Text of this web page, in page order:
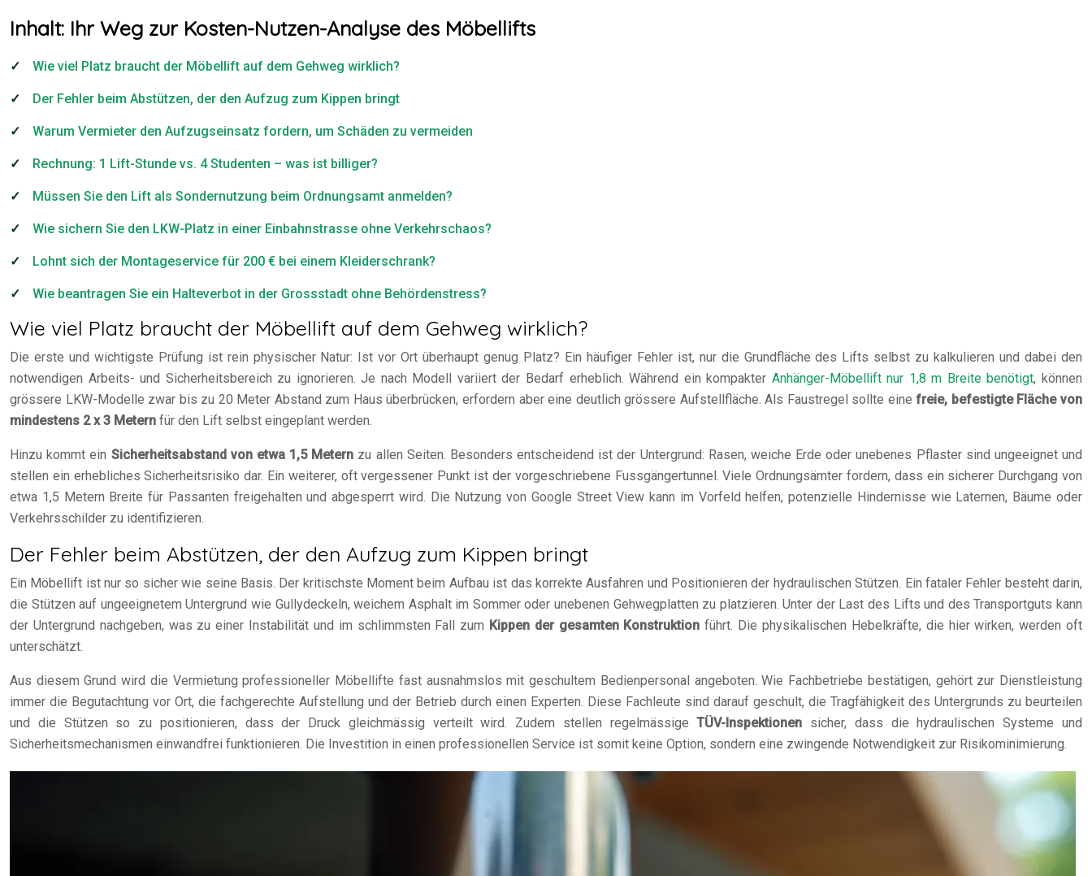
Inhalt: Ihr Weg zur Kosten-Nutzen-Analyse des Möbellifts
Wie viel Platz braucht der Möbellift auf dem Gehweg wirklich?
Der Fehler beim Abstützen, der den Aufzug zum Kippen bringt
Warum Vermieter den Aufzugseinsatz fordern, um Schäden zu vermeiden
Rechnung: 1 Lift-Stunde vs. 4 Studenten – was ist billiger?
Müssen Sie den Lift als Sondernutzung beim Ordnungsamt anmelden?
Wie sichern Sie den LKW-Platz in einer Einbahnstrasse ohne Verkehrschaos?
Lohnt sich der Montageservice für 200 € bei einem Kleiderschrank?
Wie beantragen Sie ein Halteverbot in der Grossstadt ohne Behördenstress?
Wie viel Platz braucht der Möbellift auf dem Gehweg wirklich?
Die erste und wichtigste Prüfung ist rein physischer Natur: Ist vor Ort überhaupt genug Platz? Ein häufiger Fehler ist, nur die Grundfläche des Lifts selbst zu kalkulieren und dabei den
notwendigen Arbeits- und Sicherheitsbereich zu ignorieren. Je nach Modell variiert der Bedarf erheblich. Während ein kompakter Anhänger-Möbellift nur 1,8 m Breite benötigt, können
grössere LKW-Modelle zwar bis zu 20 Meter Abstand zum Haus überbrücken, erfordern aber eine deutlich grössere Aufstellfläche. Als Faustregel sollte einefreie, befestigte Fläche von
mindestens 2 x 3 Metern für den Lift selbst eingeplant werden.
Hinzu kommt ein Sicherheitsabstand von etwa 1,5 Metern zu allen Seiten. Besonders entscheidend ist der Untergrund: Rasen, weiche Erde oder unebenes Pflaster sind ungeeignet und
stellen ein erhebliches Sicherheitsrisiko dar. Ein weiterer, oft vergessener Punkt ist der vorgeschriebene Fussgängertunnel. Viele Ordnungsämter fordern, dass ein sicherer Durchgang von
etwa 1,5 Metern Breite für Passanten freigehalten und abgesperrt wird. Die Nutzung von Google Street View kann im Vorfeld helfen, potenzielle Hindernisse wie Laternen, Bäume oder
Verkehrsschilder zu identifizieren.
Der Fehler beim Abstützen, der den Aufzug zum Kippen bringt
Ein Möbellift ist nur so sicher wie seine Basis. Der kritischste Moment beim Aufbau ist das korrekte Ausfahren und Positionieren der hydraulischen Stützen. Ein fataler Fehler besteht darin,
die Stützen auf ungeeignetem Untergrund wie Gullydeckeln, weichem Asphalt im Sommer oder unebenen Gehwegplatten zu platzieren. Unter der Last des Lifts und des Transportguts kann
der Untergrund nachgeben, was zu einer Instabilität und im schlimmsten Fall zum Kippen der gesamten Konstruktion führt. Die physikalischen Hebelkräfte, die hier wirken, werden oft
unterschätzt.
Aus diesem Grund wird die Vermietung professioneller Möbellifte fast ausnahmslos mit geschultem Bedienpersonal angeboten. Wie Fachbetriebe bestätigen, gehört zur Dienstleistung
immer die Begutachtung vor Ort, die fachgerechte Aufstellung und der Betrieb durch einen Experten. Diese Fachleute sind darauf geschult, die Tragfähigkeit des Untergrunds zu beurteilen
und die Stützen so zu positionieren, dass der Druck gleichmässig verteilt wird. Zudem stellen regelmässigeTÜV-Inspektionen sicher, dass die hydraulischen Systeme und
Sicherheitsmechanismen einwandfrei funktionieren. Die Investition in einen professionellen Service ist somit keine Option, sondern eine zwingende Notwendigkeit zur Risikominimierung.